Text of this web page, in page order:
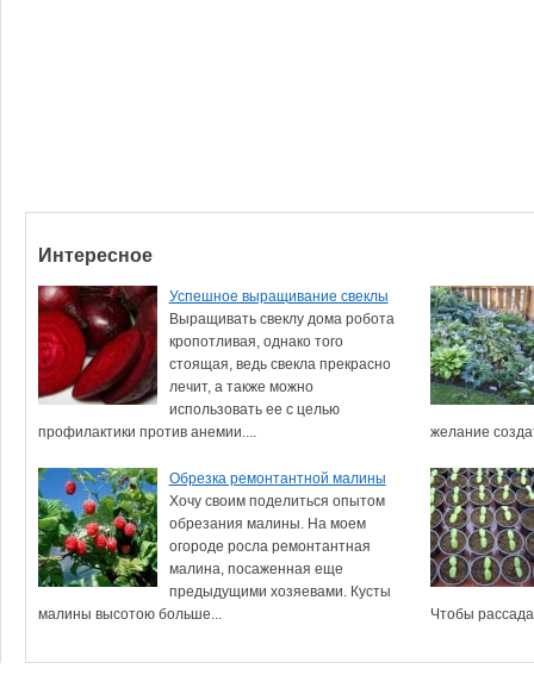
Интересное
Успешное выращивание свеклы
Выращивать свеклу дома робота
кропотливая, однако того
стоящая, ведь свекла прекрасно
лечит, а также можно
использовать ее с целью
профилактики против анемии....
желание
Обрезка ремонтантной малины
Хочу своим поделиться опытом
обрезания малины. На моем
огороде росла ремонтантная
малина, посаженная еще
предыдущими хозяевами. Кусты
малины высотою больше...
Чтобы